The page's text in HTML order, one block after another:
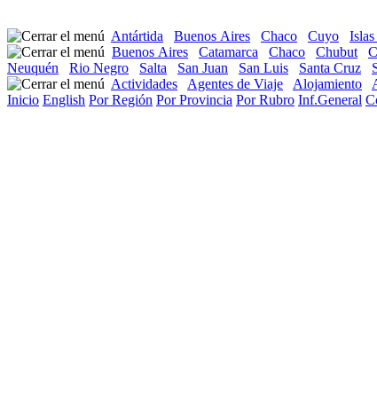
Antártida Buenos Aires Chaco Cuyo
Buenos Aires
Catamarca Chaco Chubut
Neuquén
Rio Negro Salta San Juan San Luis Santa Cruz
Actividades
Agentes de Viaje Alojamiento
Inicio English Por Región Por Provincia Por Rubro Inf.General